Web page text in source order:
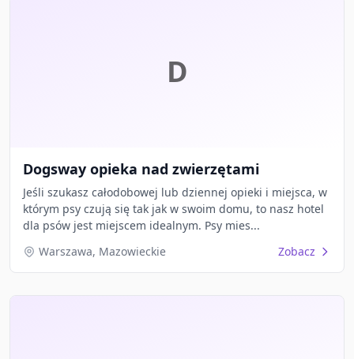
D
Dogsway opieka nad zwierzętami
Jeśli szukasz całodobowej lub dziennej opieki i miejsca, w
którym psy czują się tak jak w swoim domu, to nasz hotel
dla psów jest miejscem idealnym. Psy mies...
Warszawa, Mazowieckie
Zobacz